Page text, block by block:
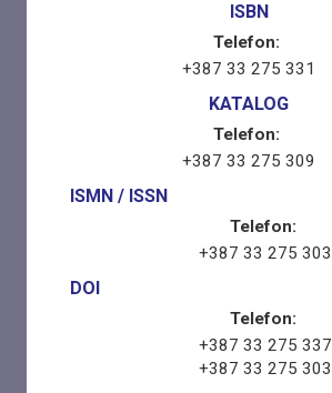
ISBN
Telefon:
+387 33 275 331
KATALOG
Telefon:
+387 33 275 309
ISMN / ISSN
Telefon:
+387 33 275 303
DOI
Telefon:
+387 33 275 337
+387 33 275 303